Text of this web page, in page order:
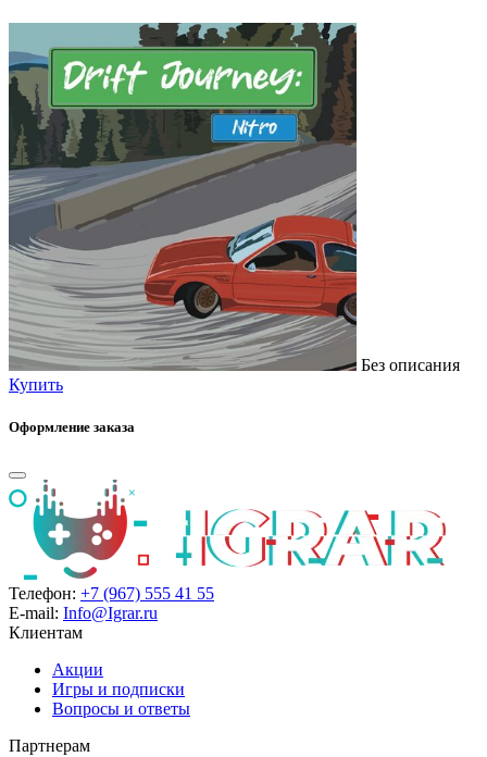
Без описания
Купить
Оформление заказа
Телефон: +7 (967) 555 41 55
E-mail: Info@Igrar.ru
Клиентам
Акции
Игры и подписки
Вопросы и ответы
Партнерам